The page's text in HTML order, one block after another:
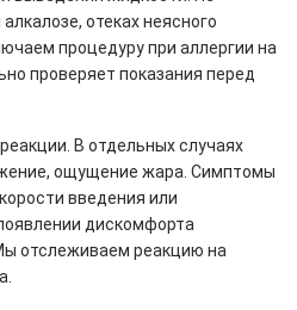
отеках неясного
процедуру при аллергии на
проверяет показания перед
В отдельных случаях
ощущение жара. Симптомы
введения или
дискомфорта
отслеживаем реакцию на